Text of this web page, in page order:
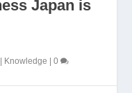
Japan is
Knowledge |0